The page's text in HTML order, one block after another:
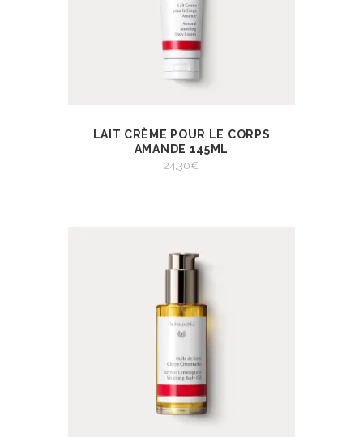
VIEW
AJOUTER AU
PANIER
LAIT CRÈME POUR LE CORPS
AMANDE 145ML
24,30€